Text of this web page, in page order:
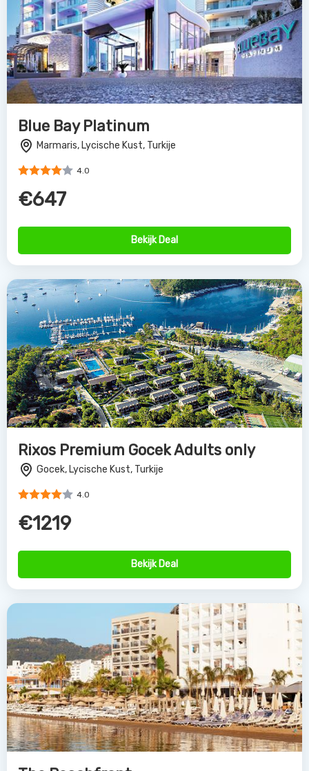
Blue Bay Platinum
Marmaris, Lycische Kust, Turkije
4.0
€647
Bekijk Deal
Rixos Premium Gocek Adults only
Gocek, Lycische Kust, Turkije
4.0
€1219
Bekijk Deal